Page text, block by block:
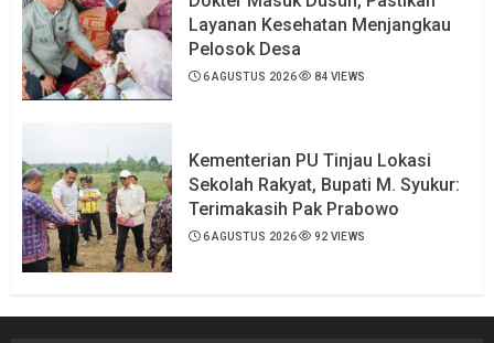
Layanan Kesehatan Menjangkau
Pelosok Desa
6 AGUSTUS 2026 84 VIEWS
Kementerian PU Tinjau Lokasi
Sekolah Rakyat, Bupati M. Syukur:
Terimakasih Pak Prabowo
6 AGUSTUS 2026 92 VIEWS